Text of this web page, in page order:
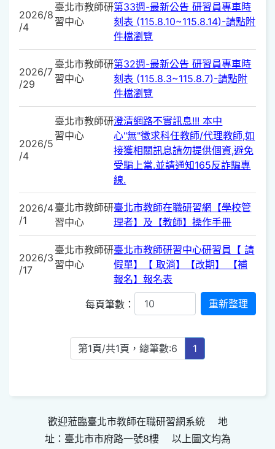
2026/8
/4
臺北市教師研
習中心
第33週-最新公告 研習員專車時
刻表 (115.8.10~115.8.14)-請點附
件檔瀏覽
2026/7
/29
臺北市教師研
習中心
第32週-最新公告 研習員專車時
刻表 (115.8.3~115.8.7)-請點附
件檔瀏覽
2026/5
/4
臺北市教師研
習中心
澄清網路不實訊息!!! 本中
心"無"徵求科任教師/代理教師,如
接獲相關訊息請勿提供個資,避免
受騙上當.並請通知165反詐騙專
線.
2026/4
/1
臺北市教師研
習中心
臺北市教師在職研習網【學校管
理者】及【教師】操作手冊
2026/3
/17
臺北市教師研
習中心
臺北市教師研習中心研習員【 請
假單】【 取消】【改期】 【補
報名】報名表
每頁筆數：
第1頁/共1頁，總筆數:6 1
歡迎蒞臨臺北市教師在職研習網系統 地
址：臺北市市府路一號8樓 以上圖文均為